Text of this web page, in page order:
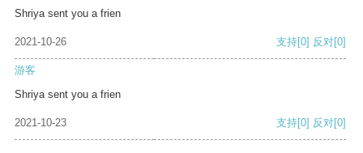
Shriya sent you a frien
2021-10-26 支持[0] 反对[0]
游客
Shriya sent you a frien
2021-10-23 支持[0] 反对[0]